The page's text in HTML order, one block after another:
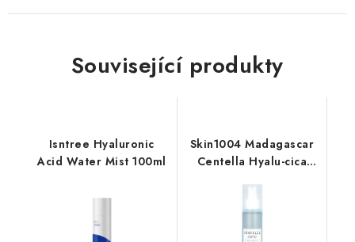
Související produkty
Isntree Hyaluronic
Acid Water Mist 100ml
Skin1004 Madagascar
Centella Hyalu-cica